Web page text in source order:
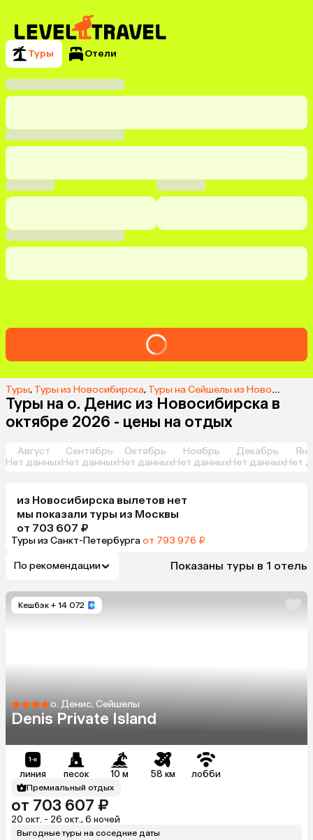
Туры Отели
Туры, Туры из Новосибирска, Туры на Сейшелы из Новосибирска
Туры на о. Денис из Новосибирска в
октябре 2026 - цены на отдых
Август
Нет данных
Сентябрь
Нет данных
Октябрь
Нет данных
Ноябрь
Нет данных
Декабрь
Нет данныхНет
из Новосибирска вылетов нет
мы показали туры из Москвы
от 703 607 ₽
Туры из Санкт-Петербургаот 793 976 ₽
По рекомендации Показаны туры в 1 отель
Кешбэк + 14 072
о. Денис, Сейшелы
Denis Private Island
линия песок 10 м 58 км лобби
Премиальный отдых
от 703 607 ₽
20 окт. - 26 окт., 6 ночей
Выгодные туры на соседние даты